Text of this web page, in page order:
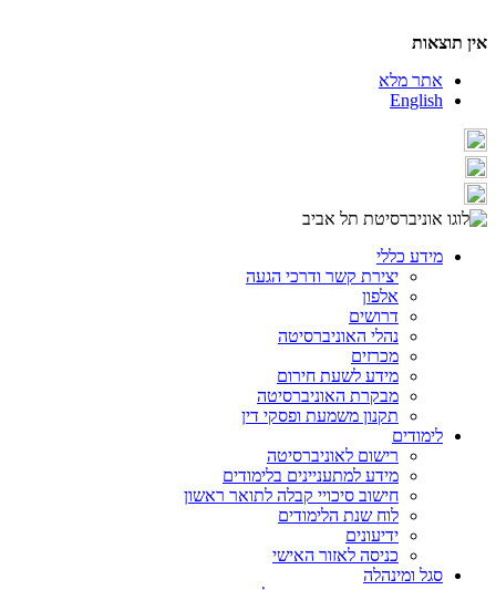
אין תוצאות
אתר מלא
English
מידע כללי
יצירת קשר ודרכי הגעה
אלפון
דרושים
נהלי האוניברסיטה
מכרזים
מידע לשעת חירום
מבקרת האוניברסיטה
תקנון משמעת ופסקי דין
לימודים
רישום לאוניברסיטה
מידע למתעניינים בלימודים
חישוב סיכויי קבלה לתואר ראשון
לוח שנת הלימודים
ידיעונים
כניסה לאזור האישי
סגל ומינהלה